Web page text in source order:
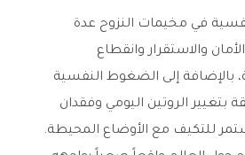
في مخيمات النزوح عدة
والاستقرار وانقطاع
بالإضافة إلى الضغوط النفسية
بتغيير الروتين اليومي وفقدان
للتكيف مع الأوضاع المحيطة.